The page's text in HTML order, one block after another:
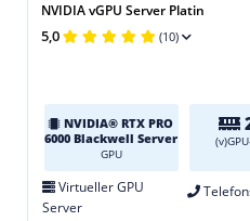
NVIDIA vGPU Server Platin
5,0 (10)
NVIDIA® RTX PRO
6000 Blackwell Server
GPU
Virtueller GPU
Server